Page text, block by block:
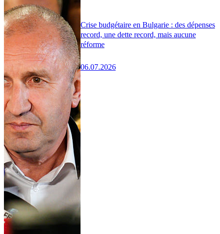
Crise budgétaire en Bulgarie : des dépenses
record, une dette record, mais aucune
réforme
06.07.2026